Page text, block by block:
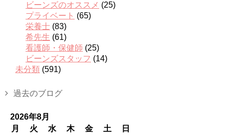
ビーンズのオススメ (25)
プライベート (65)
栄養士 (83)
希先生 (61)
看護師・保健師 (25)
ビーンズスタッフ (14)
未分類 (591)
過去のブログ
2026年8月
月
火 水 木 金 土
日